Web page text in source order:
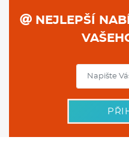
NEJLEPŠÍ